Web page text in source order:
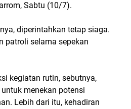
Sabtu (10/7).
diperintahkan tetap siaga.
patroli selama sepekan
kegiatan rutin, sebutnya,
menekan potensi
Lebih dari itu, kehadiran